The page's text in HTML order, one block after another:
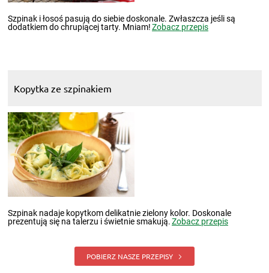
Szpinak i łosoś pasują do siebie doskonale. Zwłaszcza jeśli są
dodatkiem do chrupiącej tarty. Mniam!Zobacz przepis
Kopytka ze szpinakiem
Szpinak nadaje kopytkom delikatnie zielony kolor. Doskonale
prezentują się na talerzu i świetnie smakują.Zobacz przepis
POBIERZ NASZE PRZEPISY